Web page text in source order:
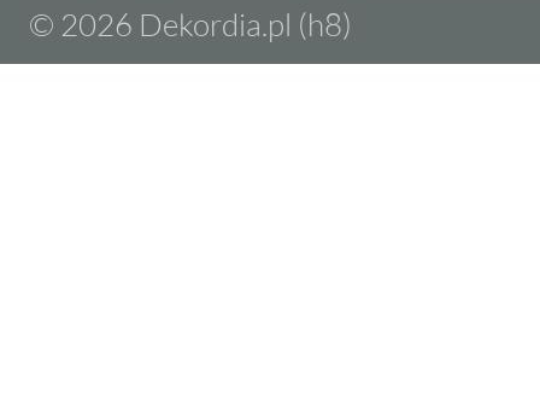
© 2026 Dekordia.pl (h8)